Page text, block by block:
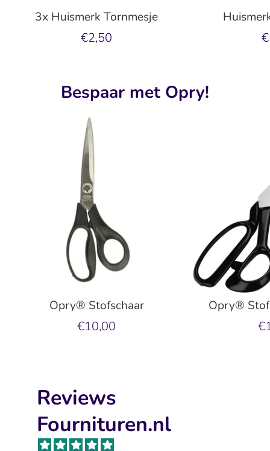
3x Huismerk Tornmesje
€2,50
Bespaar met Opry!
Opry® Stofschaar
€10,00
Opry®
Reviews
Fournituren.nl